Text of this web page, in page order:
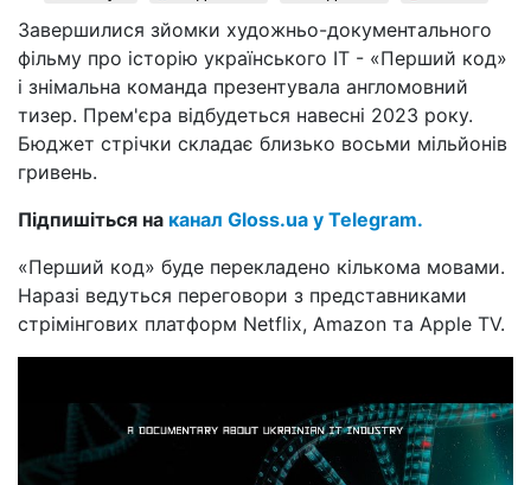
Завершилися зйомки художньо-документального
фільму про історію українського IT - «Перший код»
і знімальна команда презентувала англомовний
тизер. Прем'єра відбудеться навесні 2023 року.
Бюджет стрічки складає близько восьми мільйонів
гривень.
Підпишіться на канал Gloss.ua у Telegram.
«Перший код» буде перекладено кількома мовами.
Наразі ведуться переговори з представниками
стрімінгових платформ Netflix, Amazon та Apple TV.